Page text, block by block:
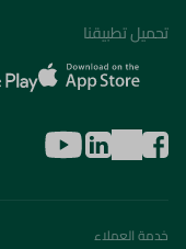
تحميل تطبيقنا
خدمة العملاء